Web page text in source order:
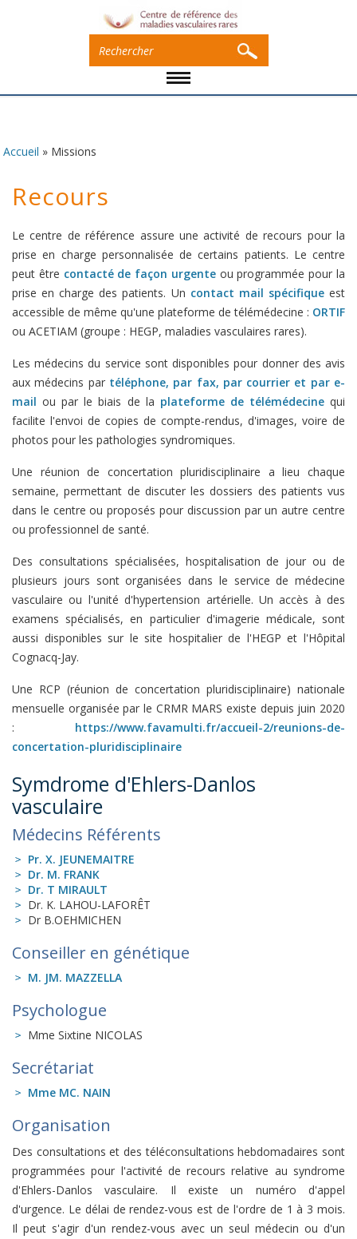
Accueil » Missions
Recours
Le centre de référence assure une activité de recours pour la
prise en charge personnalisée de certains patients. Le centre
peut être contacté de façon urgenteou programmée pour la
prise en charge des patients. Un contact mail spécifiqueest
accessible de même qu'une plateforme de télémédecine : ORTIF
ou ACETIAM (groupe : HEGP, maladies vasculaires rares).
Les médecins du service sont disponibles pour donner des avis
aux médecins par téléphone, par fax, par courrier et par e-
mail ou par le biais de la plateforme de télémédecinequi
facilite l'envoi de copies de compte-rendus, d'images, voire de
photos pour les pathologies syndromiques.
Une réunion de concertation pluridisciplinaire a lieu chaque
semaine, permettant de discuter les dossiers des patients vus
dans le centre ou proposés pour discussion par un autre centre
ou professionnel de santé.
Des consultations spécialisées, hospitalisation de jour ou de
plusieurs jours sont organisées dans le service de médecine
vasculaire ou l'unité d'hypertension artérielle. Un accès à des
examens spécialisés, en particulier d'imagerie médicale, sont
aussi disponibles sur le site hospitalier de l'HEGP et l'Hôpital
Cognacq-Jay.
Une RCP (réunion de concertation pluridisciplinaire) nationale
mensuelle organisée par le CRMR MARS existe depuis juin 2020
: https://www.favamulti.fr/accueil-2/reunions-de-
concertation-pluridisciplinaire
Symdrome d'Ehlers-Danlos
vasculaire
Médecins Référents
Pr. X. JEUNEMAITRE
Dr. M. FRANK
Dr. T MIRAULT
Dr. K. LAHOU-LAFORÊT
Dr B.OEHMICHEN
Conseiller en génétique
M. JM. MAZZELLA
Psychologue
Mme Sixtine NICOLAS
Secrétariat
Mme MC. NAIN
Organisation
Des consultations et des téléconsultations hebdomadaires sont
programmées pour l'activité de recours relative au syndrome
d'Ehlers-Danlos vasculaire. Il existe un numéro d'appel
d'urgence. Le délai de rendez-vous est de l'ordre de 1 à 3 mois.
Il peut s'agir d'un rendez-vous avec un seul médecin ou d'un